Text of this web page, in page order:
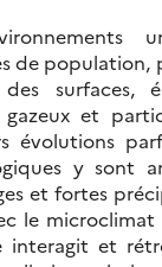
de population,
surfaces,
et
évolutions
y sont
et fortes
le
et